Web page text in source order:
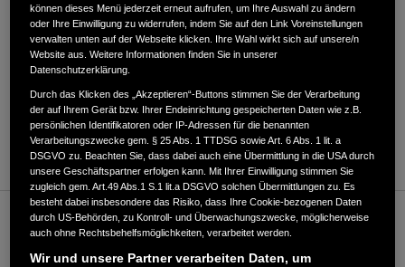
Im Hauser Feld 10,72149,Neustetten
ANFAHRTSBESCHREIBUNG ANFORDERN
WEBSITE
Verkauf / Kundendienst
können dieses Menü jederzeit erneut aufrufen, um Ihre Auswahl zu ändern
oder Ihre Einwilligung zu widerrufen, indem Sie auf den Link Voreinstellungen
verwalten unten auf der Webseite klicken. Ihre Wahl wirkt sich auf unsere/n
Website aus. Weitere Informationen finden Sie in unserer
Datenschutzerklärung.
Durch das Klicken des „Akzeptieren“-Buttons stimmen Sie der Verarbeitung
der auf Ihrem Gerät bzw. Ihrer Endeinrichtung gespeicherten Daten wie z.B.
persönlichen Identifikatoren oder IP-Adressen für die benannten
Verarbeitungszwecke gem. § 25 Abs. 1 TTDSG sowie Art. 6 Abs. 1 lit. a
DSGVO zu. Beachten Sie, dass dabei auch eine Übermittlung in die USA durch
unsere Geschäftspartner erfolgen kann. Mit Ihrer Einwilligung stimmen Sie
zugleich gem. Art.49 Abs.1 S.1 lit.a DSGVO solchen Übermittlungen zu. Es
besteht dabei insbesondere das Risiko, dass Ihre Cookie-bezogenen Daten
durch US-Behörden, zu Kontroll- und Überwachungszwecke, möglicherweise
auch ohne Rechtsbehelfsmöglichkeiten, verarbeitet werden.
Wir und unsere Partner verarbeiten Daten, um